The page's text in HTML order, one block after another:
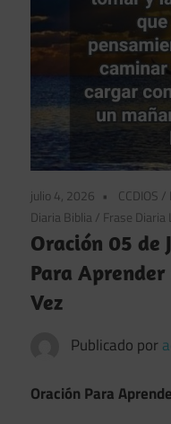
julio 4, 2026 CCDIOS /
Diaria Biblia / Frase Diaria
Oración 05 de
Para
Vez
Publicado por
Oración Para